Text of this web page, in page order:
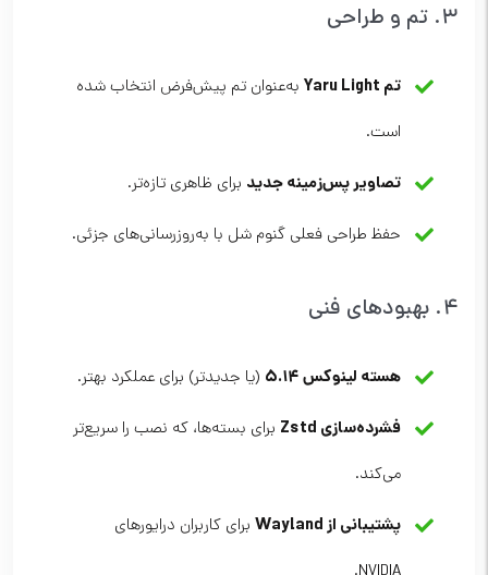
۳. تم و طراحی
تم Yaru Light
به‌عنوان تم پیش‌فرض انتخاب شده
است.
تصاویر پس‌زمینه جدید برای ظاهری تازه‌تر.
حفظ طراحی فعلی گنوم شل با به‌روزرسانی‌های جزئی.
۴. بهبودهای فنی
هسته لینوکس ۵.۱۴ (یا جدیدتر) برای عملکرد بهتر.
فشرده‌سازی Zstd
برای بسته‌ها، که نصب را سریع‌تر
می‌کند.
پشتیبانی از Wayland
برای کاربران درایورهای